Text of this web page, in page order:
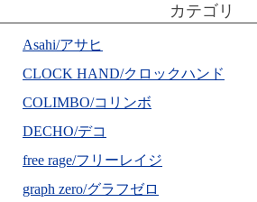
カテゴリ
Asahi/アサヒ
CLOCK HAND/クロックハンド
COLIMBO/コリンボ
DECHO/デコ
free rage/フリーレイジ
graph zero/グラフゼロ